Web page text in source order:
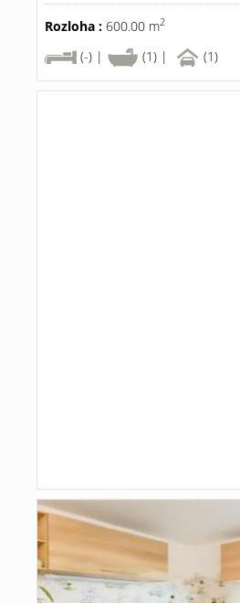
Rozloha : 600.00 m2
(-) |
(1) | (1)